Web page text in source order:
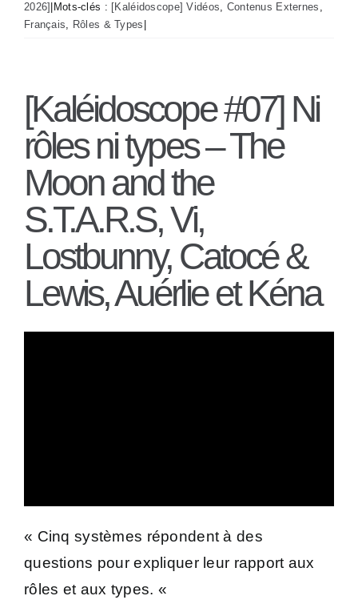
2026] Mots-clés : [Kaléidoscope] Vidéos, Contenus Externes ,
Français, Rôles & Types
[Kaléidoscope #07] Ni
rôles ni types – The
Moon and the
S.T.A.R.S, Vi,
Lostbunny, Catocé &
Lewis, Auérlie et Kéna
« Cinq systèmes répondent à des
questions pour expliquer leur rapport aux
rôles et aux types. «